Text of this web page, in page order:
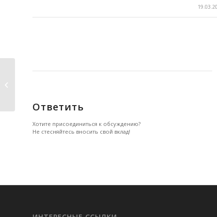
/
Ответить
Хотите присоединиться к обсуждению?
Не стесняйтесь вносить свой вклад!